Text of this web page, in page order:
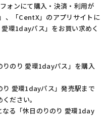
ォンにて購入・決済・利用が
、「CentX」のアプリサイトに
環1dayパス」をお買い求めく
のり 愛環1dayパス」を購入
愛環1dayパス」発売駅まで
ださい。
る「休日のりのり 愛環1day